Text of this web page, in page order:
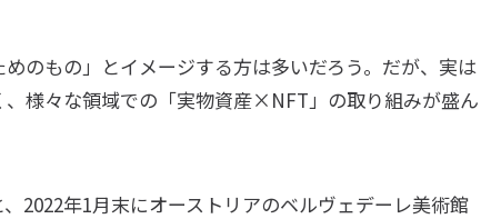
のもの」とイメージする方は多いだろう。だが、実は
様々な領域での「実物資産×NFT」の取り組みが盛ん
2022年1月末にオーストリアのベルヴェデーレ美術館